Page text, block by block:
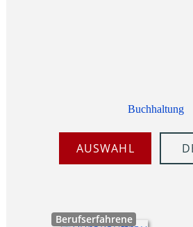
Buchhaltung
AUSWAHL
Berufserfahrene